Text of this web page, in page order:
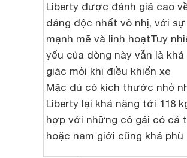
Liberty được đánh giá cao
dáng độc nhất vô nhị, với
mạnh mẽ và linh hoạtTuy
yếu của dòng này vẫn là
giác mỏi khi điều khiển xe
Mặc dù có kích thước nhỏ
Liberty lại khá nặng tới 118
hợp với những cô gái có cá
hoặc nam giới cũng khá phù